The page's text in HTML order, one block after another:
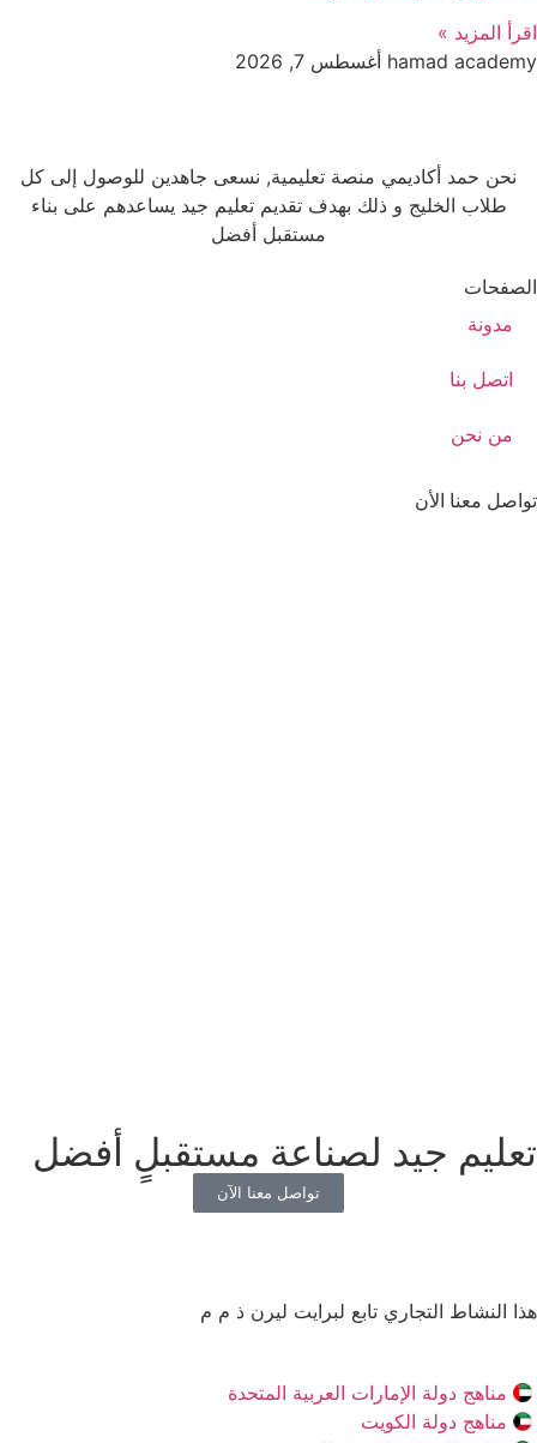
اقرأ المزيد »
hamad academy أغسطس 7, 2026
نحن حمد أكاديمي منصة تعليمية, نسعى جاهدين للوصول إلى كل
طلاب الخليج و ذلك بهدف تقديم تعليم جيد يساعدهم على بناء
مستقبل أفضل
الصفحات
مدونة
اتصل بنا
من نحن
تواصل معنا الأن
تعليم جيد لصناعة مستقبلٍ أفضل
تواصل معنا الآن
هذا النشاط التجاري تابع لبرايت ليرن ذ م م
مناهج دولة الإمارات العربية المتحدة
مناهج دولة الكويت